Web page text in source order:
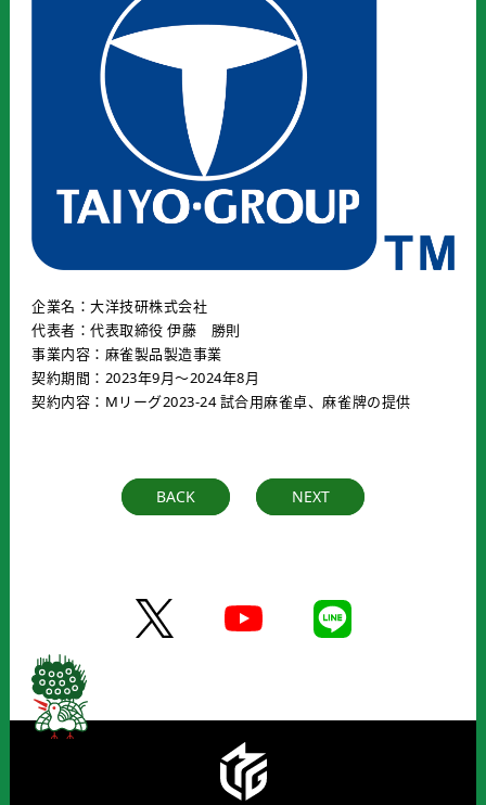
企業名：大洋技研株式会社
代表者：代表取締役 伊藤 勝則
事業内容：麻雀製品製造事業
契約期間：2023年9月〜2024年8月
契約内容：Mリーグ2023-24 試合用麻雀卓、麻雀牌の提供
BACK NEXT